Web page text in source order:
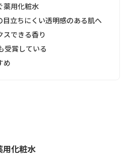
薬用化粧水
立ちにくい透明感のある肌へ
できる香り
受賞している
め
用化粧水